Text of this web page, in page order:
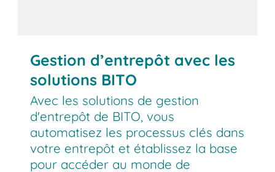
Gestion d’entrepôt avec les
solutions BITO
Avec les solutions de gestion
d'entrepôt de BITO, vous
automatisez les processus clés dans
votre entrepôt et établissez la base
pour accéder au monde de